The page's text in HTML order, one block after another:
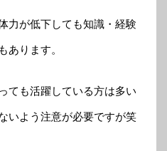
力が低下しても知識・経験
あります。
ても活躍している方は多い
いよう注意が必要ですが笑